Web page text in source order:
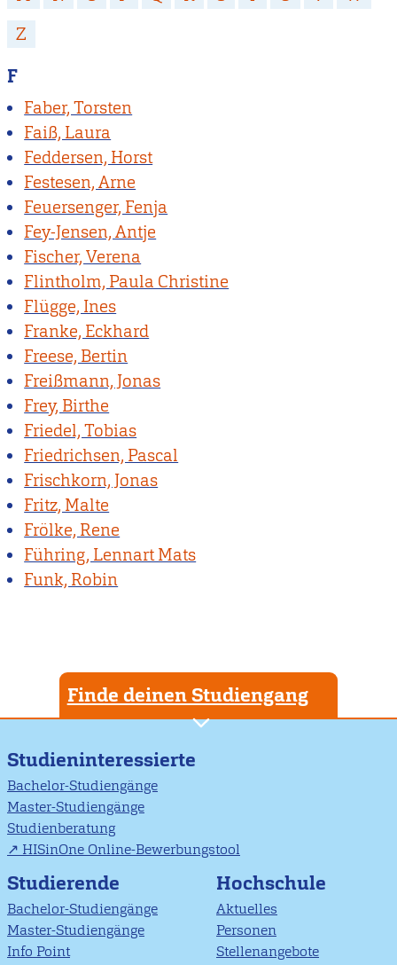
Z
F
Faber, Torsten
Faiß, Laura
Feddersen, Horst
Festesen, Arne
Feuersenger, Fenja
Fey-Jensen, Antje
Fischer, Verena
Flintholm, Paula Christine
Flügge, Ines
Franke, Eckhard
Freese, Bertin
Freißmann, Jonas
Frey, Birthe
Friedel, Tobias
Friedrichsen, Pascal
Frischkorn, Jonas
Fritz, Malte
Frölke, Rene
Führing, Lennart Mats
Funk, Robin
Finde deinen Studiengang
Studieninteressierte
Bachelor-Studiengänge
Master-Studiengänge
Studienberatung
HISinOne Online-Bewerbungstool
Studierende
Bachelor-Studiengänge
Master-Studiengänge
Info Point
Hochschule
Aktuelles
Personen
Stellenangebote